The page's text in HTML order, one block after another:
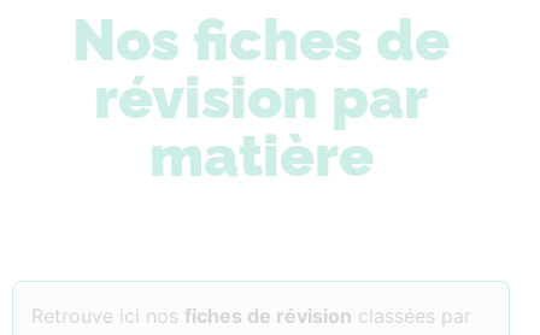
Nos fiches de
révision par
matière
Retrouve ici nos fiches de révision classées par